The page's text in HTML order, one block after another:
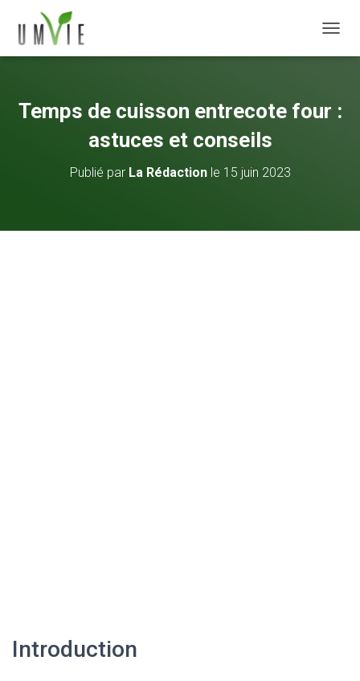
Temps de cuisson entrecote four :
astuces et conseils
Publié par La Rédactionle 15 juin 2023
Introduction